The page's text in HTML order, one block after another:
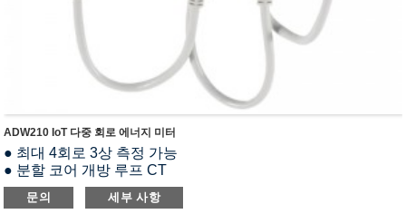
ADW210 IoT 다중 회로 에너지 미터
● 최대 4회로 3상 측정 가능
● 분할 코어 개방 루프 CT
● 모든 전기 매개변수를 측정합니다.
● LCD 디스플레이
문의 세부 사항